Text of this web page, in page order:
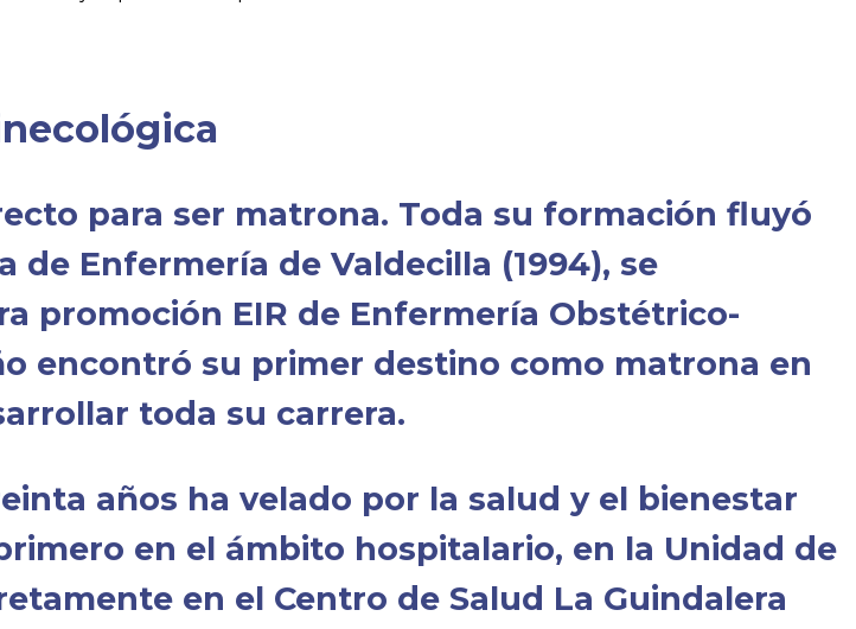
para ser matrona. Toda su formación fluyó
Enfermería de Valdecilla (1994), se
promoción EIR de Enfermería Obstétrico-
encontró su primer destino como matrona en
toda su carrera.
años ha velado por la salud y el bienestar
en el ámbito hospitalario, en la Unidad de
en el Centro de Salud La Guindalera